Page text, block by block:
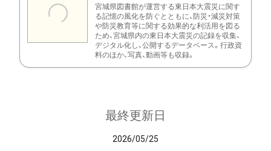
宮城県図書館が運営する東日本大震災に関す
る記憶の風化を防ぐとともに、防災・減災対策
や防災教育等に関する効果的な利活用を図る
ため、宮城県内の東日本大震災の記録を収集、
デジタル化し、公開するデータベース。行政資
料のほか、写真、動画等も収録。
最終更新日
2026/05/25